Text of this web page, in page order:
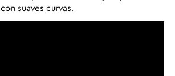
suaves curvas.